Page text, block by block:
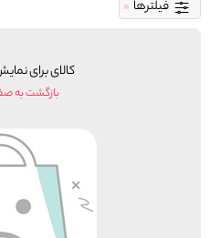
فیلترها
کالای برای
بازگشت به